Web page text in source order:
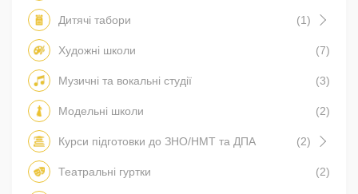
Дитячі табори (1)
Художні школи (7)
Музичні та вокальні студії (3)
Модельні школи (2)
Курси підготовки до ЗНО/НМТ та ДПА (2)
Театральні гуртки (2)